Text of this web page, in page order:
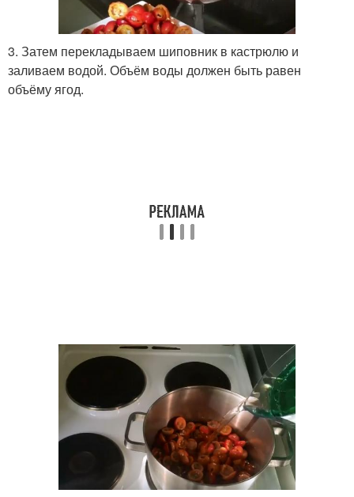
3. Затем перекладываем шиповник в кастрюлю и
заливаем водой. Объём воды должен быть равен
объёму ягод.